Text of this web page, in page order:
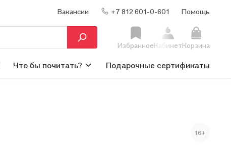
Вакансии +7 812 601-0-601 Помощь
ИзбранноеКабинетКорзина
Что бы почитать? Подарочные сертификаты
16+